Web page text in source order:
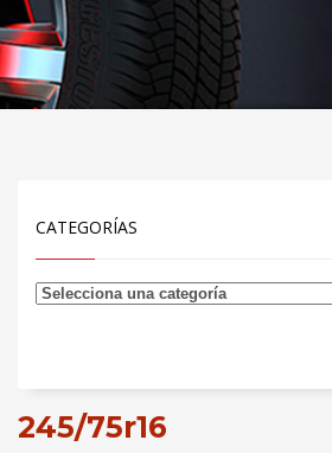
245/75r16
CATEGORÍAS